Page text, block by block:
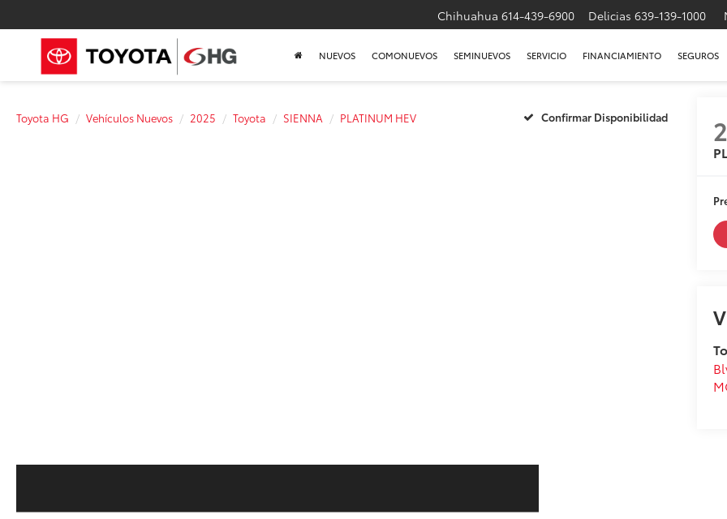
Chihuahua 614-439-6900 Delicias 639-139-1000
NUEVOS COMONUEVOS SEMINUEVOS SERVICIO FINANCIAMIENTO SEGUROS
Toyota HG Vehículos Nuevos 2025 Toyota SIENNA PLATINUM HEV Confirmar Disponibilidad